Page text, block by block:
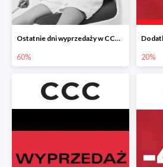
Ostatnie dni wyprzedaży w CCC do -60%
60% 20%